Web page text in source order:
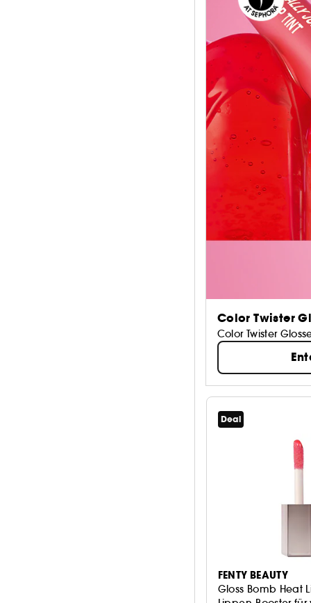
Color Twister
Color Twister
Deal
FENTY BEAUTY
Gloss Bomb Heat